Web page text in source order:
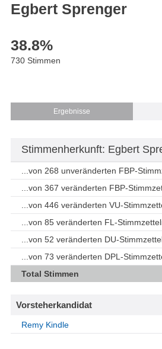
Egbert Sprenger
38.8%
730 Stimmen
Ergebnisse
Stimmenherkunft: Egbert
...von 268 unveränderten FBP-
...von 367 veränderten FBP-
...von 446 veränderten VU-
...von 85 veränderten FL-
...von 52 veränderten DU-
...von 73 veränderten DPL-
Total Stimmen
Vorsteherkandidat
Remy Kindle